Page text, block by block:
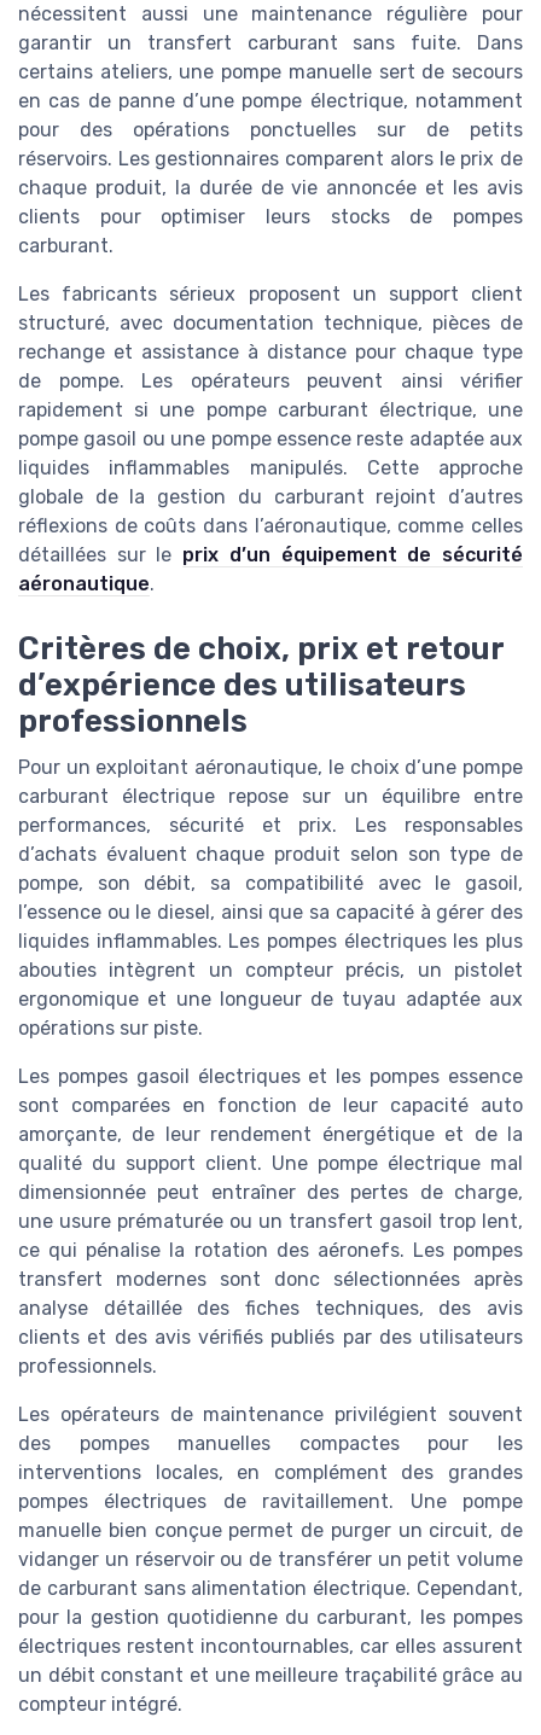
nécessitent aussi une maintenance régulière pour
garantir un transfert carburant sans fuite. Dans
certains ateliers, une pompe manuelle sert de secours
en cas de panne d’une pompe électrique, notamment
pour des opérations ponctuelles sur de petits
réservoirs. Les gestionnaires comparent alors le prix de
chaque produit, la durée de vie annoncée et les avis
clients pour optimiser leurs stocks de pompes
carburant.
Les fabricants sérieux proposent un support client
structuré, avec documentation technique, pièces de
rechange et assistance à distance pour chaque type
de pompe. Les opérateurs peuvent ainsi vérifier
rapidement si une pompe carburant électrique, une
pompe gasoil ou une pompe essence reste adaptée aux
liquides inflammables manipulés. Cette approche
globale de la gestion du carburant rejoint d’autres
réflexions de coûts dans l’aéronautique, comme celles
détaillées sur le prix d’un équipement de sécurité
aéronautique.
Critères de choix, prix et retour
d’expérience des utilisateurs
professionnels
Pour un exploitant aéronautique, le choix d’une pompe
carburant électrique repose sur un équilibre entre
performances, sécurité et prix. Les responsables
d’achats évaluent chaque produit selon son type de
pompe, son débit, sa compatibilité avec le gasoil,
l’essence ou le diesel, ainsi que sa capacité à gérer des
liquides inflammables. Les pompes électriques les plus
abouties intègrent un compteur précis, un pistolet
ergonomique et une longueur de tuyau adaptée aux
opérations sur piste.
Les pompes gasoil électriques et les pompes essence
sont comparées en fonction de leur capacité auto
amorçante, de leur rendement énergétique et de la
qualité du support client. Une pompe électrique mal
dimensionnée peut entraîner des pertes de charge,
une usure prématurée ou un transfert gasoil trop lent,
ce qui pénalise la rotation des aéronefs. Les pompes
transfert modernes sont donc sélectionnées après
analyse détaillée des fiches techniques, des avis
clients et des avis vérifiés publiés par des utilisateurs
professionnels.
Les opérateurs de maintenance privilégient souvent
des pompes manuelles compactes pour les
interventions locales, en complément des grandes
pompes électriques de ravitaillement. Une pompe
manuelle bien conçue permet de purger un circuit, de
vidanger un réservoir ou de transférer un petit volume
de carburant sans alimentation électrique. Cependant,
pour la gestion quotidienne du carburant, les pompes
électriques restent incontournables, car elles assurent
un débit constant et une meilleure traçabilité grâce au
compteur intégré.